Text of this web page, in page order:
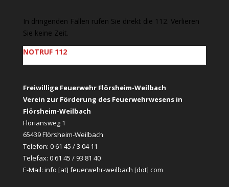
In dringenden Fällen rufen Sie direkt die 112. Verlieren
Sie keine Zeit.
NOTRUF 112
Freiwillige Feuerwehr Flörsheim-Weilbach
Verein zur Förderung des Feuerwehrwesens in
Flörsheim-Weilbach
Floriansweg 1
65439 Flörsheim-Weilbach
Telefon: 0 61 45 / 3 04 11
Telefax: 0 61 45 / 93 81 40
E-Mail: info [at] feuerwehr-weilbach [dot] com